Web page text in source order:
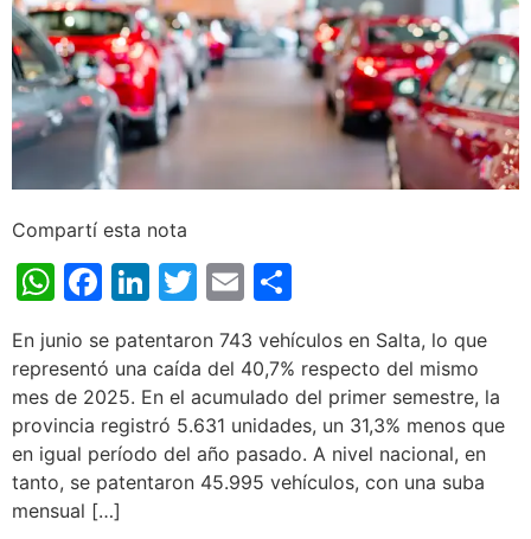
Compartí esta nota
WhatsApp
Facebook
LinkedIn
Twitter
Email
En junio se patentaron 743 vehículos en Salta, lo que
representó una caída del 40,7% respecto del mismo
mes de 2025. En el acumulado del primer semestre, la
provincia registró 5.631 unidades, un 31,3% menos que
en igual período del año pasado. A nivel nacional, en
tanto, se patentaron 45.995 vehículos, con una suba
mensual […]